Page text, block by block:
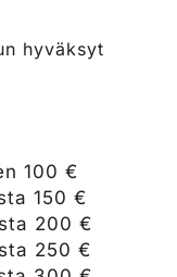
hyväksyt
100 €
150 €
200 €
250 €